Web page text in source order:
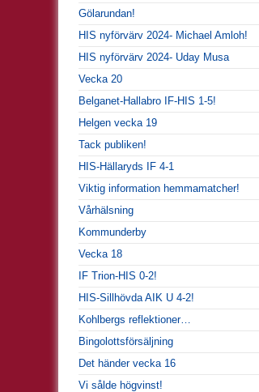
Gölarundan!
HIS nyförvärv 2024- Michael Amloh!
HIS nyförvärv 2024- Uday Musa
Vecka 20
Belganet-Hallabro IF-HIS 1-5!
Helgen vecka 19
Tack publiken!
HIS-Hällaryds IF 4-1
Viktig information hemmamatcher!
Vårhälsning
Kommunderby
Vecka 18
IF Trion-HIS 0-2!
HIS-Sillhövda AIK U 4-2!
Kohlbergs reflektioner…
Bingolottsförsäljning
Det händer vecka 16
Vi sålde högvinst!